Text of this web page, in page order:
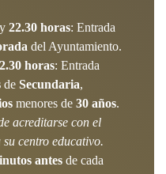
y 22.30 horas: Entrada
del Ayuntamiento.
horas: Entrada
de Secundaria,
menores de 30 años.
acreditarse con el
centro educativo.
antes de cada